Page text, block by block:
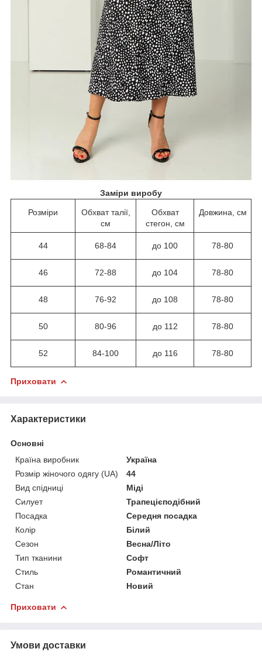
Заміри виробу
Розміри
Обхват талії,
см
Обхват
стегон, см
Довжина, см
44 68-84 до 100 78-80
46 72-88 до 104 78-80
48 76-92 до 108 78-80
50 80-96 до 112 78-80
52 84-100 до 116 78-80
Приховати
Характеристики
Основні
Країна виробник
Україна
Розмір жіночого одягу (UA)
44
Вид спідниці
Міді
Силует
Трапецієподібний
Посадка
Середня посадка
Колір
Білий
Сезон
Весна/Літо
Тип тканини
Софт
Стиль
Романтичний
Стан
Новий
Приховати
Умови доставки